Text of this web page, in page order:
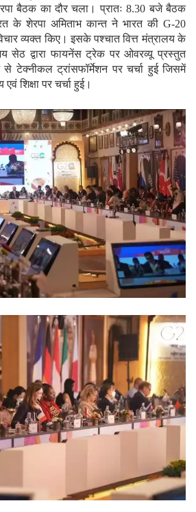
बैठक का दौर चला। प्रातः 8.30 बजे बैठक
के शेरपा अमिताभ कान्त ने भारत की G-20
व्यक्त किए। इसके पश्चात वित्त मंत्रालय के
सेठ द्वारा फायनेंस ट्रेक पर ओवरव्यू प्रस्तुत
टेक्नीकल ट्रांसफॉर्मेशन पर चर्चा हुई जिसमें
शिक्षा पर चर्चा हुई।